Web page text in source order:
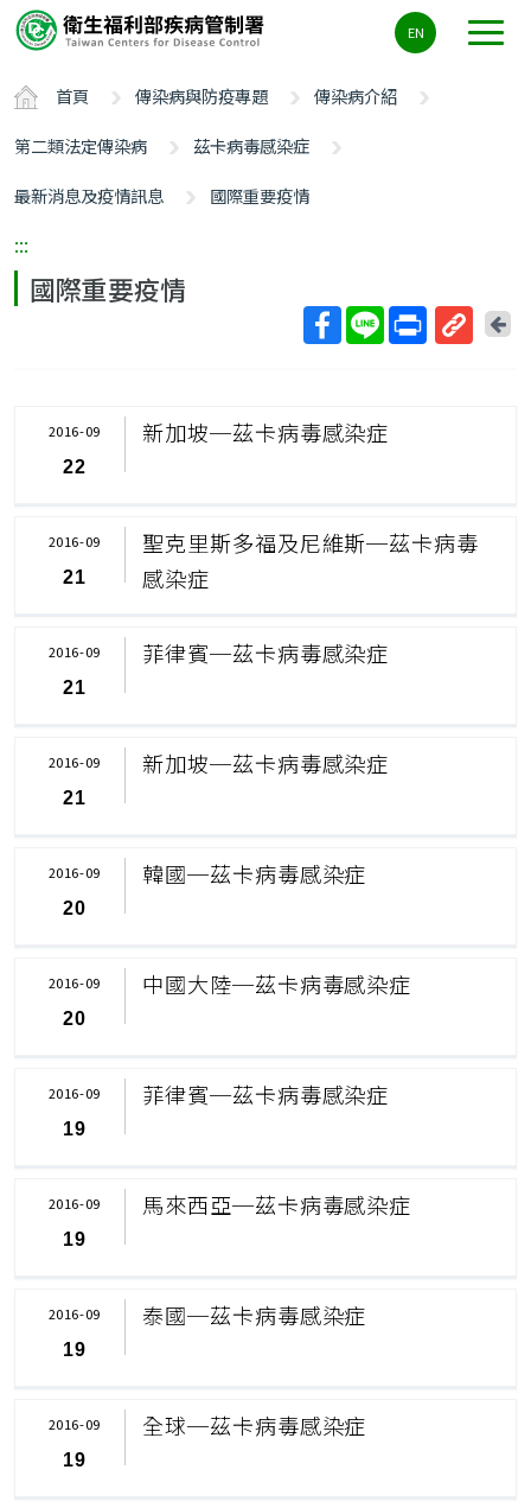
要
容
ALT+C
EN
首頁 傳染病與防疫專題
傳染病介紹
第二類法定傳染病
茲卡病毒感染症
最新消息及疫情訊息
國際重要疫情
:::
國際重要疫情
回
新加坡─茲卡病毒感染症
2016-09
22
聖克里斯多福及尼維斯─茲卡病毒
感染症
2016-09
21
菲律賓─茲卡病毒感染症
2016-09
21
新加坡─茲卡病毒感染症
2016-09
21
韓國─茲卡病毒感染症
2016-09
20
中國大陸─茲卡病毒感染症
2016-09
20
菲律賓─茲卡病毒感染症
2016-09
19
馬來西亞─茲卡病毒感染症
2016-09
19
泰國─茲卡病毒感染症
2016-09
19
全球─茲卡病毒感染症
2016-09
19